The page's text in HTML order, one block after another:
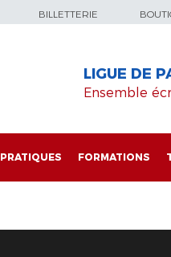
BILLETTERIE
LIGUE DE
Ensemble
PRATIQUES FORMATIONS